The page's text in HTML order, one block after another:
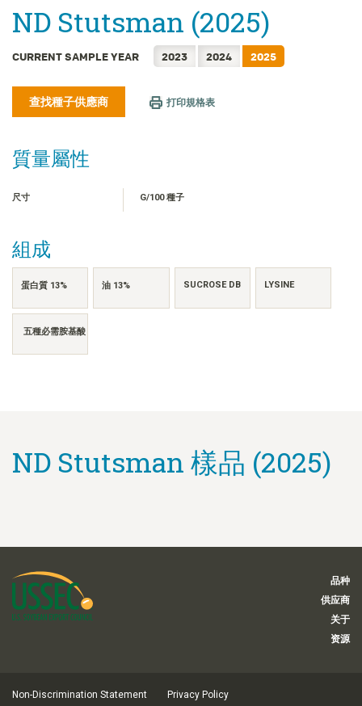
日本語
한국어
简体中文
TIẾNG VIỆT
ND Stutsman (2025)
CURRENT SAMPLE YEAR 2023 2024 2025
查找種子供應商 打印規格表
質量屬性
尺寸 G/100 種子
組成
蛋白質 13% 油 13% SUCROSE DB LYSINE
五種必需胺基酸
ND Stutsman 樣品 (2025)
品种
供应商
关于
资源
Non-Discrimination Statement Privacy Policy